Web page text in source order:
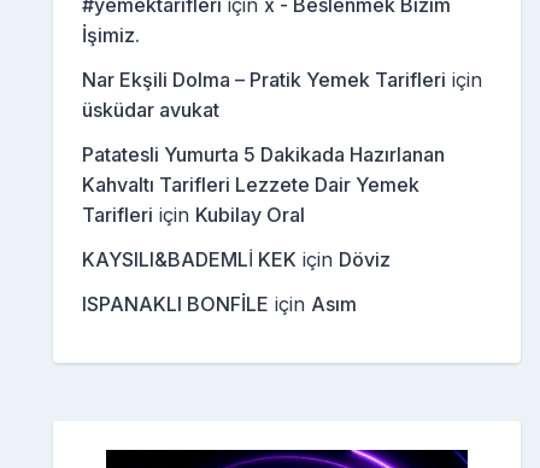
İşimiz.
Nar Ekşili Dolma – Pratik Yemek Tarifleri için
üsküdar avukat
Patatesli Yumurta 5 Dakikada Hazırlanan
Kahvaltı Tarifleri Lezzete Dair Yemek
Tarifleri için Kubilay Oral
KAYSILI&BADEMLİ KEK için Döviz
ISPANAKLI BONFİLE için Asım